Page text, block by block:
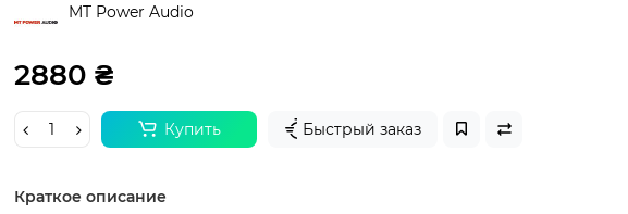
MT Power Audio
2880 ₴
Купить Быстрый заказ
Краткое описание